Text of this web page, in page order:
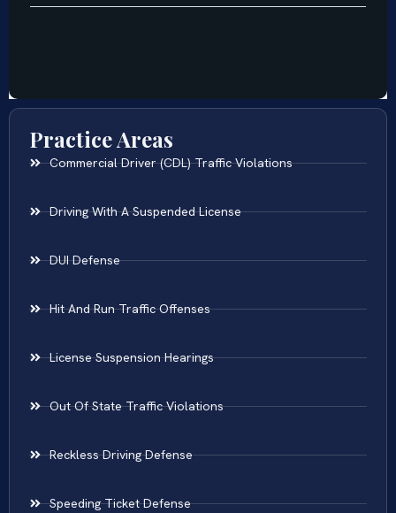
Practice Areas
Commercial Driver (CDL) Traffic Violations
Driving With A Suspended License
DUI Defense
Hit And Run Traffic Offenses
License Suspension Hearings
Out Of State Traffic Violations
Reckless Driving Defense
Speeding Ticket Defense